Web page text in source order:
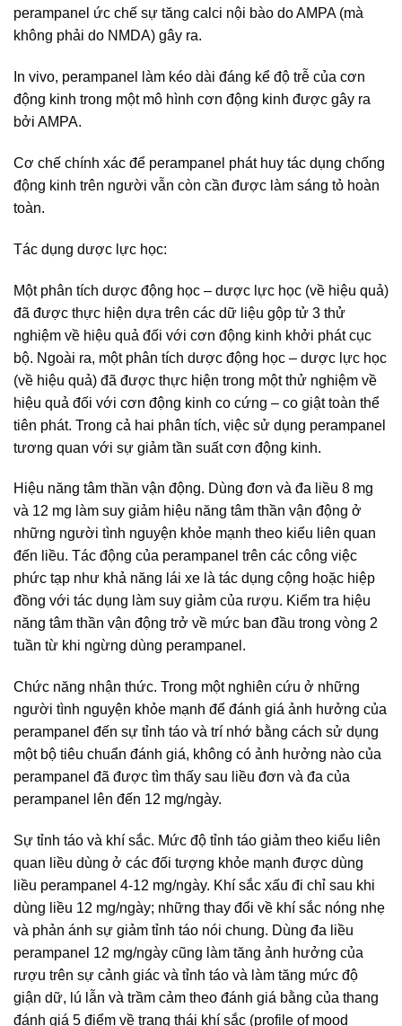
perampanel ức chế sự tăng calci nội bào do AMPA (mà
không phải do NMDA) gây ra.
In vivo, perampanel làm kéo dài đáng kể độ trễ của cơn
động kinh trong một mô hình cơn động kinh được gây ra
bởi AMPA.
Cơ chế chính xác để perampanel phát huy tác dụng chống
động kinh trên người vẫn còn cần được làm sáng tỏ hoàn
toàn.
Tác dụng dược lực học:
Một phân tích dược động học – dược lực học (về hiệu quả)
đã được thực hiện dựa trên các dữ liệu gộp tử 3 thử
nghiệm về hiệu quả đối với cơn động kinh khởi phát cục
bộ. Ngoài ra, một phân tích dược động học – dược lực học
(về hiệu quả) đã được thực hiện trong một thử nghiệm về
hiệu quả đối với cơn động kinh co cứng – co giật toàn thể
tiên phát. Trong cả hai phân tích, việc sử dụng perampanel
tương quan với sự giảm tần suất cơn động kinh.
Hiệu năng tâm thần vận động. Dùng đơn và đa liều 8 mg
và 12 mg làm suy giảm hiệu năng tâm thần vận động ở
những người tình nguyện khỏe mạnh theo kiểu liên quan
đến liều. Tác động của perampanel trên các công việc
phức tạp như khả năng lái xe là tác dụng cộng hoặc hiệp
đồng với tác dụng làm suy giảm của rượu. Kiểm tra hiệu
năng tâm thần vận động trở về mức ban đầu trong vòng 2
tuần từ khi ngừng dùng perampanel.
Chức năng nhận thức. Trong một nghiên cứu ở những
người tình nguyện khỏe mạnh để đánh giá ảnh hưởng của
perampanel đến sự tỉnh táo và trí nhớ bằng cách sử dụng
một bộ tiêu chuẩn đánh giá, không có ảnh hưởng nào của
perampanel đã được tìm thấy sau liều đơn và đa của
perampanel lên đến 12 mg/ngày.
Sự tỉnh táo và khí sắc. Mức độ tỉnh táo giảm theo kiểu liên
quan liều dùng ở các đối tượng khỏe mạnh được dùng
liều perampanel 4-12 mg/ngày. Khí sắc xấu đi chỉ sau khi
dùng liều 12 mg/ngày; những thay đổi về khí sắc nóng nhẹ
và phản ánh sự giảm tỉnh táo nói chung. Dùng đa liều
perampanel 12 mg/ngày cũng làm tăng ảnh hưởng của
rượu trên sự cảnh giác và tỉnh táo và làm tăng mức độ
giận dữ, lú lẫn và trầm cảm theo đánh giá bằng của thang
đánh giá 5 điểm về trạng thái khí sắc (profile of mood